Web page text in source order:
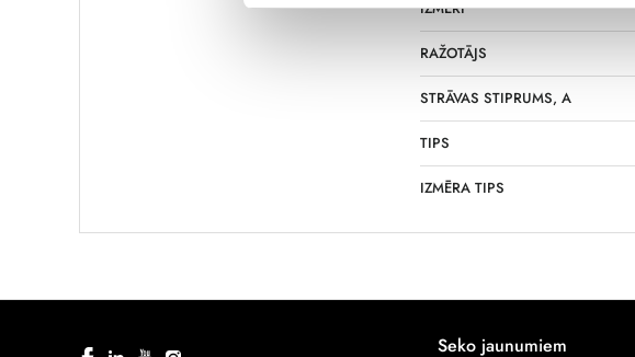
IZMĒRI
RAŽOTĀJS
STRĀVAS STIPRUMS, A
TIPS
IZMĒRA TIPS
Seko jaunumiem